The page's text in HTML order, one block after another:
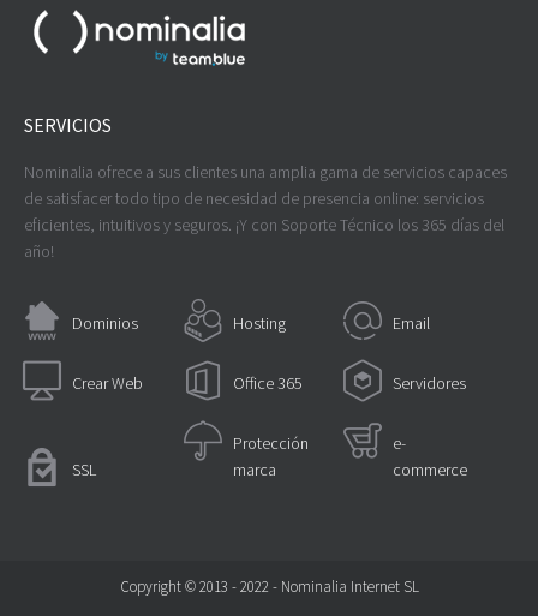
SERVICIOS
Nominalia ofrece a sus clientes una amplia gama de servicios capaces
de satisfacer todo tipo de necesidad de presencia online: servicios
eficientes, intuitivos y seguros. ¡Y con Soporte Técnico los 365 días del
año!
Dominios Hosting Email
Crear Web Office 365 Servidores
SSL
Protección
marca
e-
commerce
Copyright © 2013 - 2022 - Nominalia Internet SL